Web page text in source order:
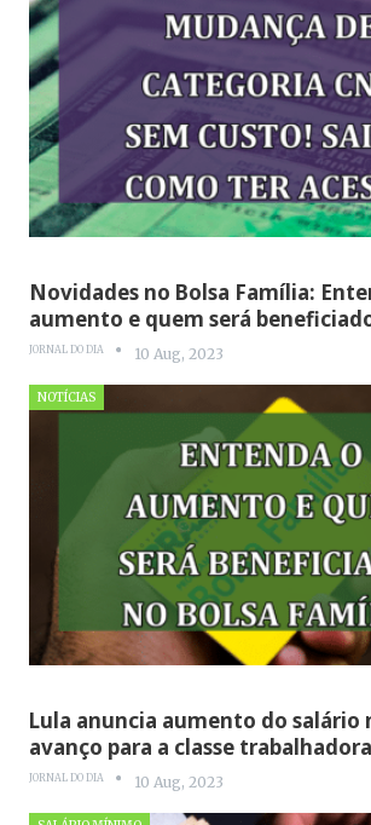
Novidades no Bolsa Família:
aumento e quem será
JORNAL DO DIA 10 Aug, 2023
NOTÍCIAS
Lula anuncia aumento do salário
avanço para a classe
JORNAL DO DIA 10 Aug, 2023